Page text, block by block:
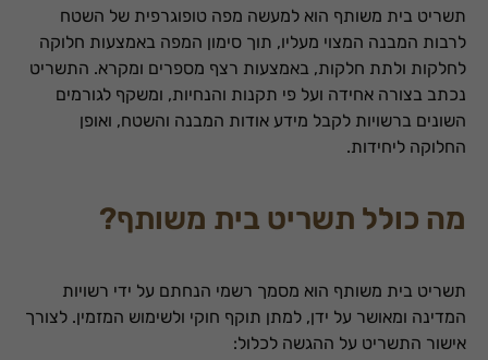
תשריט בית משותף הוא למעשה מפה טופוגרפית של השטח
לרבות המבנה המצוי מעליו, תוך סימון המפה באמצעות חלוקה
לחלקות ולתת חלקות, באמצעות רצף מספרים ומקרא. התשריט
נכתב בצורה אחידה ועל פי תקנות והנחיות, ומשקף לגורמים
השונים ברשויות לקבל מידע אודות המבנה והשטח, ואופן
החלוקה ליחידות.
מה כולל תשריט בית משותף?
תשריט בית משותף הוא מסמך רשמי הנחתם על ידי רשויות
המדינה ומאושר על ידן, למתן תוקף חוקי ולשימוש המזמין. לצורך
אישור התשריט על ההגשה לכלול: